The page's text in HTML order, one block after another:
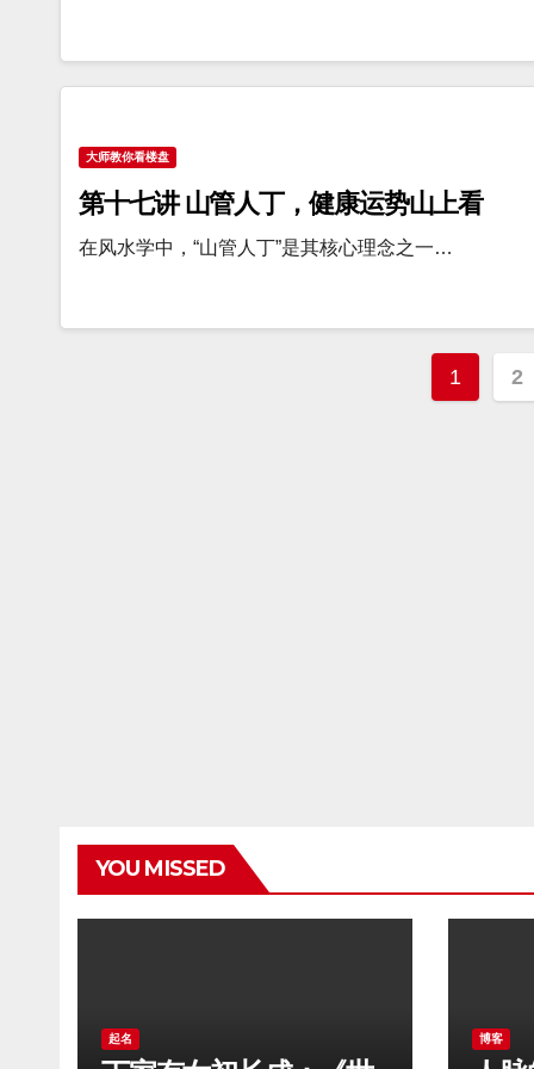
大师教你看楼盘
第十七讲 山管人丁，健康运势山上看
在风水学中，“山管人丁”是其核心理念之一…
文
1 2
YOU MISSED
起名 博客